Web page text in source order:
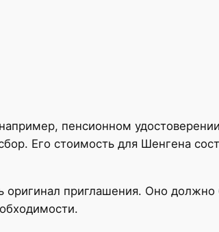
пенсионном
Его стоимость для Шенгена
оригинал приглашения. Оно должно